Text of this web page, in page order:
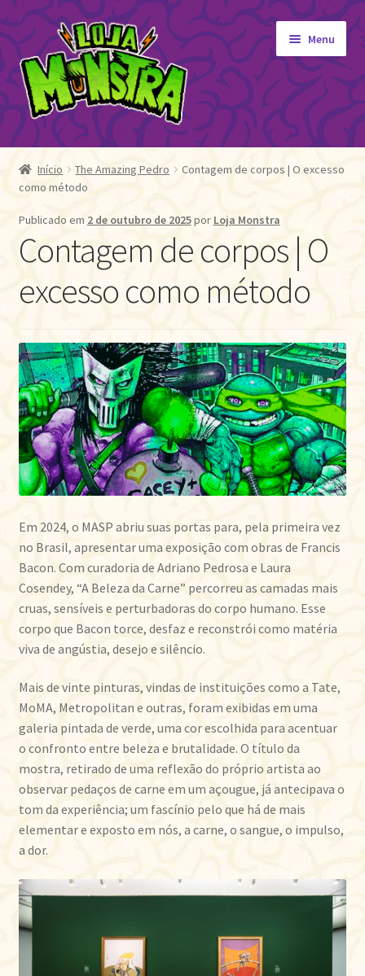
Pular
para
navegação
Pular
para
o
conteúdo
Menu
GIBIS
ORIGINAIS
EDITORA MONSTRA
TOY
AUTOGRAFADOS
INDEPENDENTES
BLOGÃO DA MONSTRA
Detalhes da conta
Início The Amazing Pedro
Contagem de corpos | O excesso
como método
Publicado em 2 de outubro de 2025por Loja Monstra
Contagem de corpos | O
excesso como método
Em 2024, o MASP abriu suas portas para, pela primeira vez
no Brasil, apresentar uma exposição com obras de Francis
Bacon. Com curadoria de Adriano Pedrosa e Laura
Cosendey, “A Beleza da Carne” percorreu as camadas mais
cruas, sensíveis e perturbadoras do corpo humano. Esse
corpo que Bacon torce, desfaz e reconstrói como matéria
viva de angústia, desejo e silêncio.
Mais de vinte pinturas, vindas de instituições como a Tate,
MoMA, Metropolitan e outras, foram exibidas em uma
galeria pintada de verde, uma cor escolhida para acentuar
o confronto entre beleza e brutalidade. O título da
mostra, retirado de uma reflexão do próprio artista ao
observar pedaços de carne em um açougue, já antecipava o
tom da experiência; um fascínio pelo que há de mais
elementar e exposto em nós, a carne, o sangue, o impulso,
a dor.